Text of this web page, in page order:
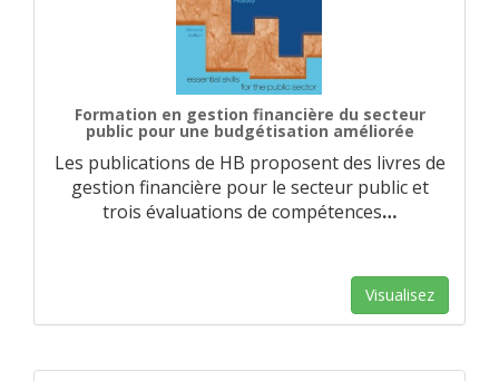
Formation en gestion financière du secteur
public pour une budgétisation améliorée
Les publications de HB proposent des livres de
gestion financière pour le secteur public et
trois évaluations de compétences…
Visualisez